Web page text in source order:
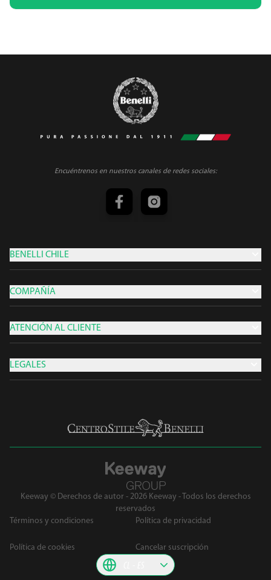
Encuéntrenos en nuestros canales de redes sociales:
BENELLI CHILE
COMPAÑÍA
ATENCIÓN AL CLIENTE
LEGALES
Keeway © Derechos de autor - 2026 Keeway - Todos los derechos
reservados
Términos y condiciones
Política de privacidad
Política de cookies Cancelar suscripción